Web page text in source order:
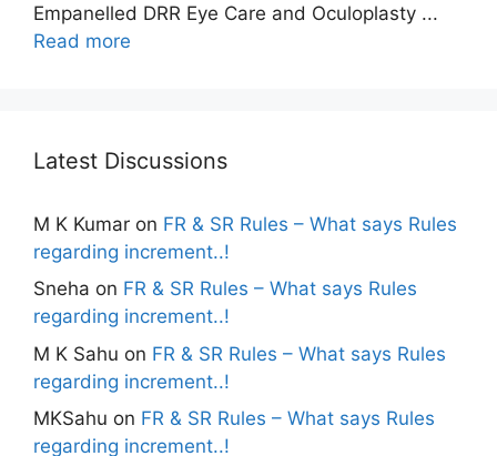
Empanelled DRR Eye Care and Oculoplasty ...
Read more
Latest Discussions
M K Kumar on FR & SR Rules – What says Rules
regarding increment..!
Sneha on FR & SR Rules – What says Rules
regarding increment..!
M K Sahu on FR & SR Rules – What says Rules
regarding increment..!
MKSahu on FR & SR Rules – What says Rules
regarding increment..!